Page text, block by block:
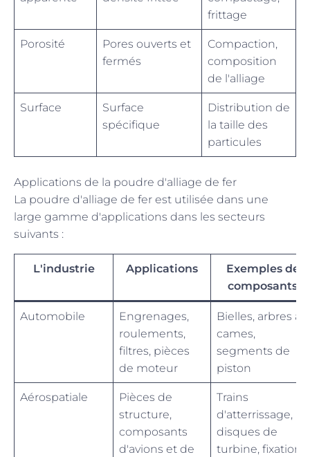
frittage
Porosité
Pores ouverts et
fermés
Compaction,
composition
de l'alliage
Surface
Surface
spécifique
Distribution de
la taille des
particules
Applications de la poudre d'alliage de fer
La poudre d'alliage de fer est utilisée dans une
large gamme d'applications dans les secteurs
suivants :
L'industrie Applications
Exemples de
composants
Automobile
Engrenages,
roulements,
filtres, pièces
de moteur
Bielles, arbres à
cames,
segments de
piston
Aérospatiale
Pièces de
structure,
composants
d'avions et de
Trains
d'atterrissage,
disques de
turbine, fixations